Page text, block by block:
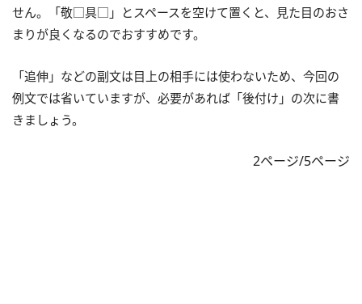
せん。「敬□具□」とスペースを空けて置くと、見た目のおさ
まりが良くなるのでおすすめです。
「追伸」などの副文は目上の相手には使わないため、今回の
例文では省いていますが、必要があれば「後付け」の次に書
きましょう。
2ページ/5ページ